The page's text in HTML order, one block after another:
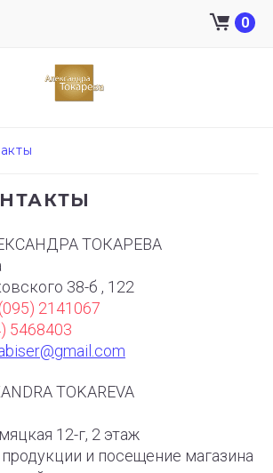
0
ТОКАРЕВА
38-б , 122
2141067
5468403
TOKAREVA
12-г, 2 этаж
и посещение магазина